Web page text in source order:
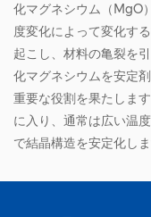
化マグネシウム（MgO
度変化によって変化す
起こし、材料の亀裂を
化マグネシウムを安定
重要な役割を果たしま
に入り、通常は広い温
で結晶構造を安定化し